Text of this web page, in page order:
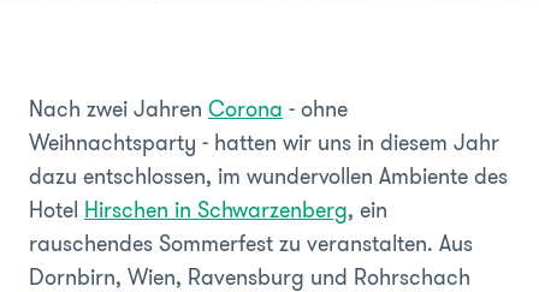
Nach zwei Jahren Corona - ohne
Weihnachtsparty - hatten wir uns in diesem Jahr
dazu entschlossen, im wundervollen Ambiente des
Hotel Hirschen in Schwarzenberg, ein
rauschendes Sommerfest zu veranstalten. Aus
Dornbirn, Wien, Ravensburg und Rohrschach